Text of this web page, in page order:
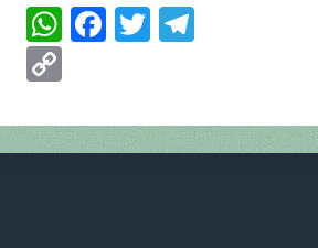
W
s
A
F
b
o
T
er gr
a
p